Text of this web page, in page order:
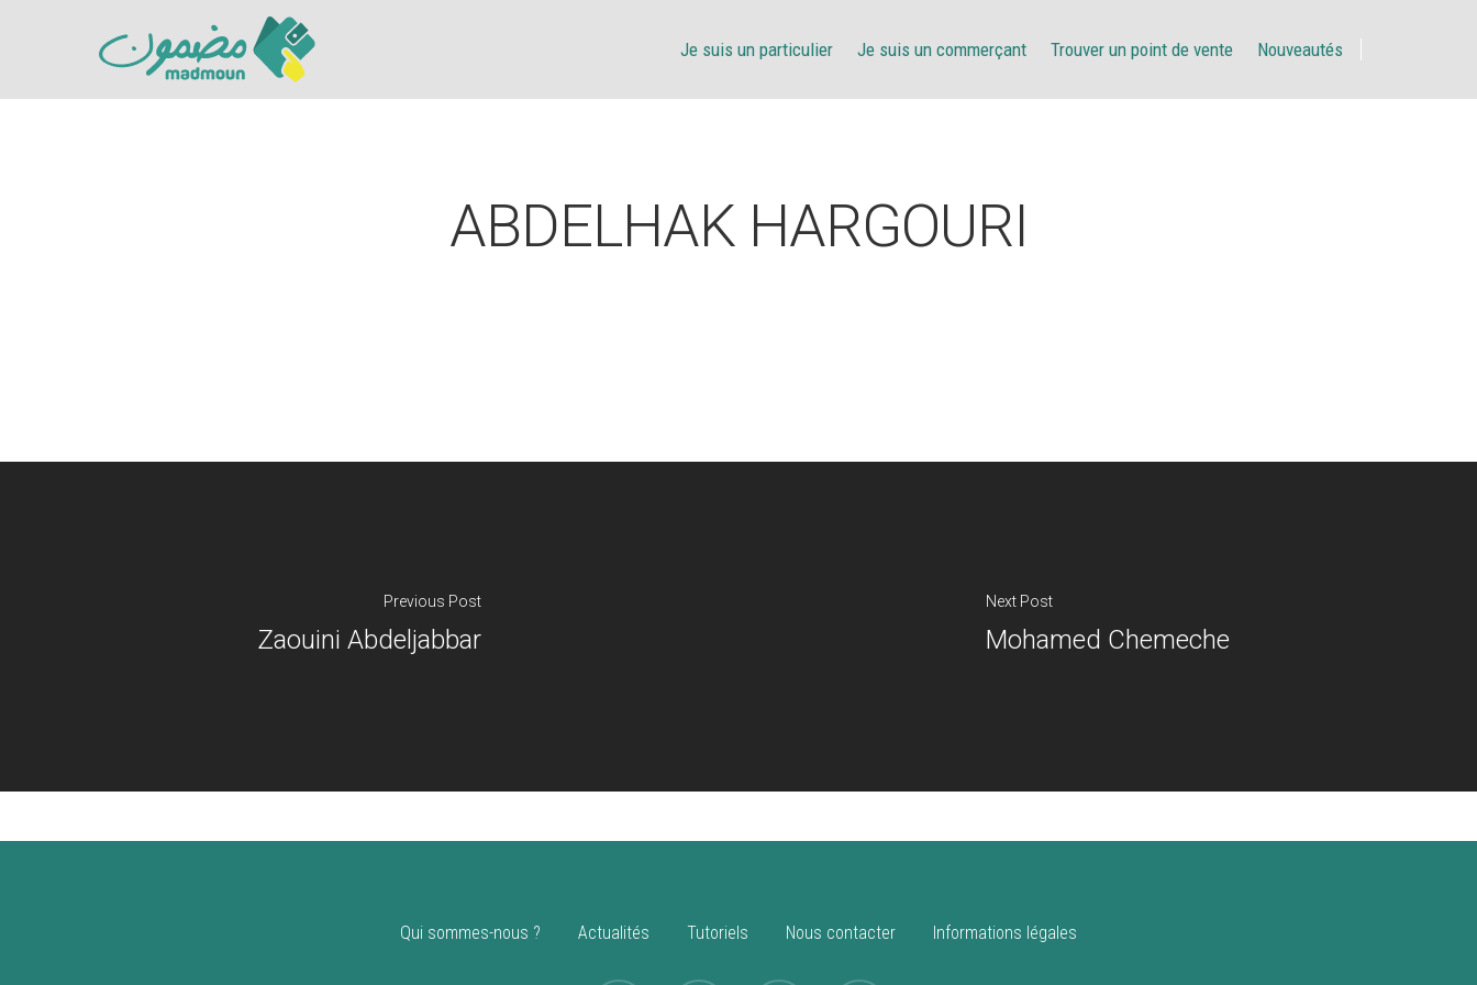
Je suis un particulier Je suis un commerçant Trouver un point de vente Nouveautés
ABDELHAK HARGOURI
Previous Post
Zaouini Abdeljabbar
Next Post
Mohamed Chemeche
Qui sommes-nous ? Actualités Tutoriels Nous contacter Informations légales